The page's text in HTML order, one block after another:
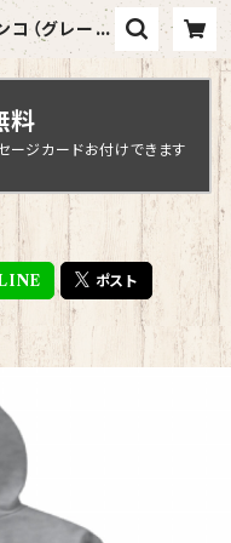
（グレー）
Design
料
セージカードお付けできます
ポスト